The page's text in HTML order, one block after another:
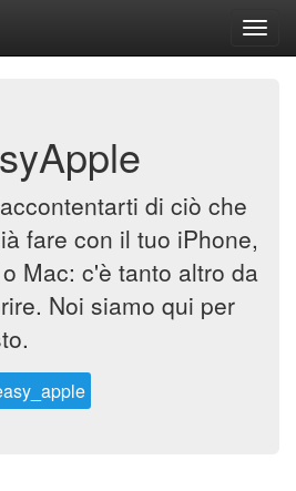
di ciò che
fare con il tuo iPhone,
Mac: c'è tanto altro da
Noi siamo qui per